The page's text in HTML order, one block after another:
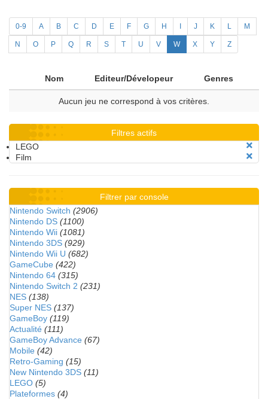
0-9 A B C D E F G H J K L M
N O P Q R S T U V W X Y Z
Nom Editeur/Dévelopeur Genres
Aucun jeu ne correspond à vos critères.
Filtres actifs
LEGO
Film
Filtrer par console
Nintendo Switch (2906)
Nintendo DS (1100)
Nintendo Wii (1081)
Nintendo 3DS (929)
Nintendo Wii U (682)
GameCube (422)
Nintendo 64 (315)
Nintendo Switch 2 (231)
NES (138)
Super NES (137)
GameBoy (119)
Actualité (111)
GameBoy Advance (67)
Mobile (42)
Retro-Gaming (15)
New Nintendo 3DS (11)
LEGO (5)
Plateformes (4)